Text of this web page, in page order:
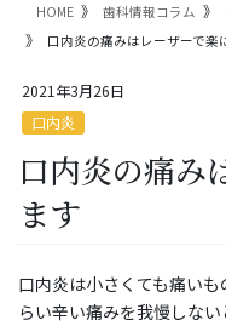
HOME 歯科情報コラム
口内炎の痛みはレーザーで楽
2021年3月26日
口内炎
口内炎の痛み
ます
口内炎は小さくても痛い
らい辛い痛みを我慢しな